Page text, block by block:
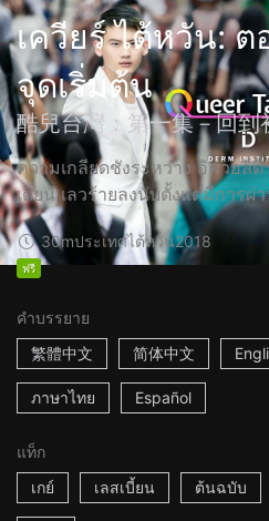
เควียร์ ไต้หวัน:
จุดเริ่มต้น
酷兒台灣：第一集－回到
ความเกลียดชังระหว่าง อิควอลิ
เดี้ยน เลวร้ายลงนับตั้งแต่มีการผ่
30mประเทศไต้หวัน2018
ฟรี
คำบรรยาย
繁體中文
简体中文
ภาษาไทย Español
แท็ก
เกย์
เลสเบี้ยน ต้นฉบับ